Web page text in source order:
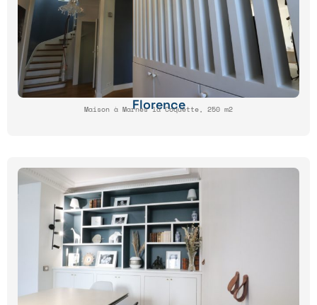
Florence
Maison à Marnes la Coquette, 250 m2